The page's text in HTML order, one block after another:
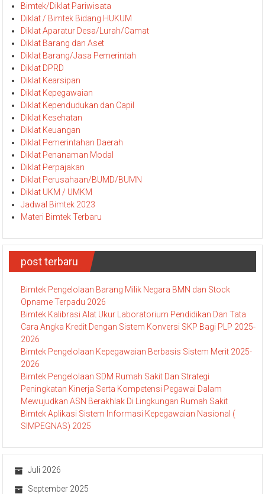
Bimtek/Diklat Pariwisata
Diklat / Bimtek Bidang HUKUM
Diklat Aparatur Desa/Lurah/Camat
Diklat Barang dan Aset
Diklat Barang/Jasa Pemerintah
Diklat DPRD
Diklat Kearsipan
Diklat Kepegawaian
Diklat Kependudukan dan Capil
Diklat Kesehatan
Diklat Keuangan
Diklat Pemerintahan Daerah
Diklat Penanaman Modal
Diklat Perpajakan
Diklat Perusahaan/BUMD/BUMN
Diklat UKM / UMKM
Jadwal Bimtek 2023
Materi Bimtek Terbaru
post terbaru
Bimtek Pengelolaan Barang Milik Negara BMN dan Stock
Opname Terpadu 2026
Bimtek Kalibrasi Alat Ukur Laboratorium Pendidikan Dan Tata
Cara Angka Kredit Dengan Sistem Konversi SKP Bagi PLP 2025-
2026
Bimtek Pengelolaan Kepegawaian Berbasis Sistem Merit 2025-
2026
Bimtek Pengelolaan SDM Rumah Sakit Dan Strategi
Peningkatan Kinerja Serta Kompetensi Pegawai Dalam
Mewujudkan ASN Berakhlak Di Lingkungan Rumah Sakit
Bimtek Aplikasi Sistem Informasi Kepegawaian Nasional (
SIMPEGNAS) 2025
Juli 2026
September 2025